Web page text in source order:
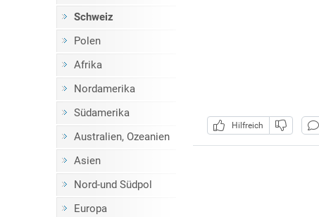
Schweiz
Polen
Afrika
Nordamerika
Südamerika
Australien, Ozeanien
Asien
Nord-und Südpol
Europa
Hilfreich